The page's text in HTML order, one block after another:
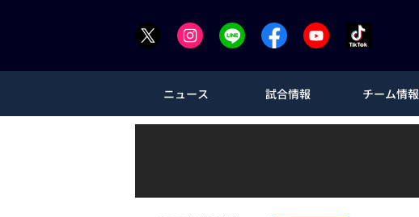
ニュース 試合情報 チーム情報